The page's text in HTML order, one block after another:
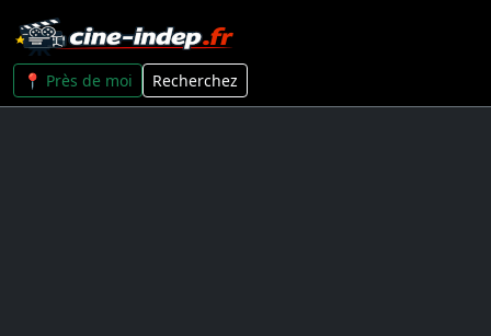
📍 Près de moi Recherchez